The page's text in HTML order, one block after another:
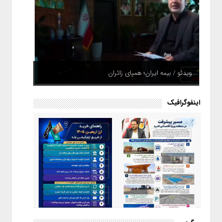
ویدئو / بیمه ایران؛ همپای زائران
اینفوگرافیک
اینفوگرافیک / راهنمای خرید ارز